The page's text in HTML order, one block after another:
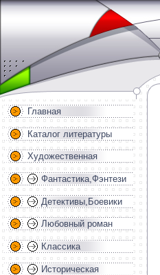
Главная
Каталог литературы
Художественная
Фантастика,Фэнтези
Детективы,Боевики
Любовный роман
Классика
Историческая